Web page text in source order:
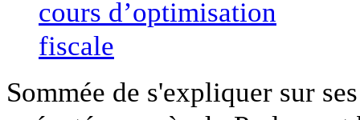
Sommée de s'expliquer sur